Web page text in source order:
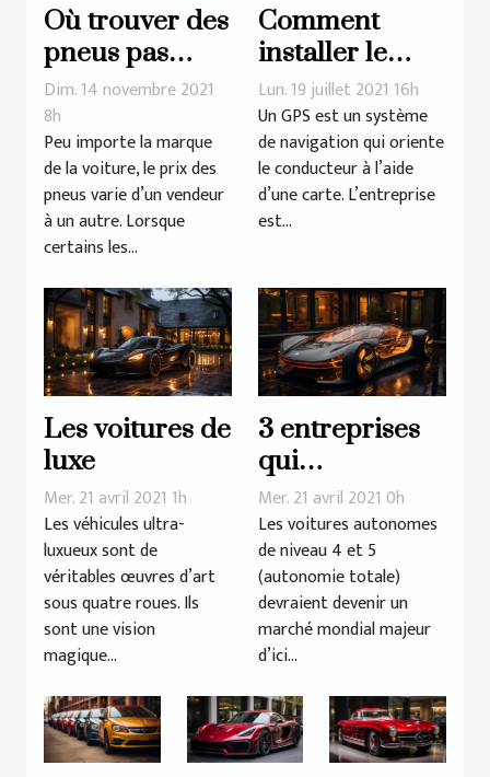
Où trouver des
pneus pas
chers de
qualité pour
votre voiture ?
Dim. 14 novembre 2021
8h
Peu importe la marque
de la voiture, le prix des
pneus varie d’un vendeur
à un autre. Lorsque
certains les...
Comment
installer le
logiciel
d’actualisation
GPS ?
Lun. 19 juillet 2021 16h
Un GPS est un système
de navigation qui oriente
le conducteur à l’aide
d’une carte. L’entreprise
est...
Les voitures de
luxe
Mer. 21 avril 2021 1h
Les véhicules ultra-
luxueux sont de
véritables œuvres d’art
sous quatre roues. Ils
sont une vision
magique...
3 entreprises
qui
développent
des voitures
autonomes
Mer. 21 avril 2021 0h
Les voitures autonomes
de niveau 4 et 5
(autonomie totale)
devraient devenir un
marché mondial majeur
d’ici...